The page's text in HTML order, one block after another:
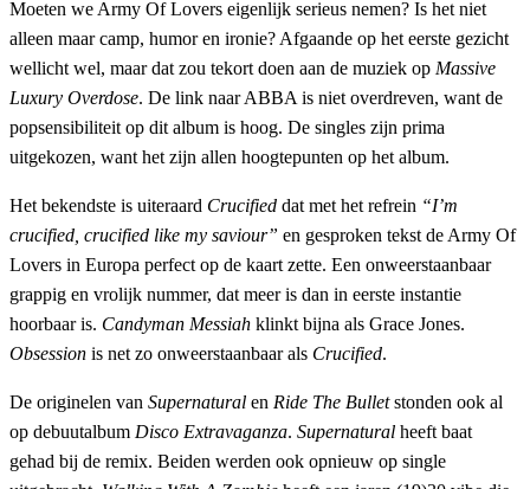
Moeten we Army Of Lovers eigenlijk serieus nemen? Is het niet
alleen maar camp, humor en ironie? Afgaande op het eerste gezicht
wellicht wel, maar dat zou tekort doen aan de muziek op Massive
Luxury Overdose. De link naar ABBA is niet overdreven, want de
popsensibiliteit op dit album is hoog. De singles zijn prima
uitgekozen, want het zijn allen hoogtepunten op het album.
Het bekendste is uiteraard Crucified dat met het refrein “I’m
crucified, crucified like my saviour” en gesproken tekst de Army Of
Lovers in Europa perfect op de kaart zette. Een onweerstaanbaar
grappig en vrolijk nummer, dat meer is dan in eerste instantie
hoorbaar is. Candyman Messiah klinkt bijna als Grace Jones.
Obsession is net zo onweerstaanbaar als Crucified.
De originelen van Supernatural en Ride The Bulletstonden ook al
op debuutalbum Disco Extravaganza. Supernatural heeft baat
gehad bij de remix. Beiden werden ook opnieuw op single